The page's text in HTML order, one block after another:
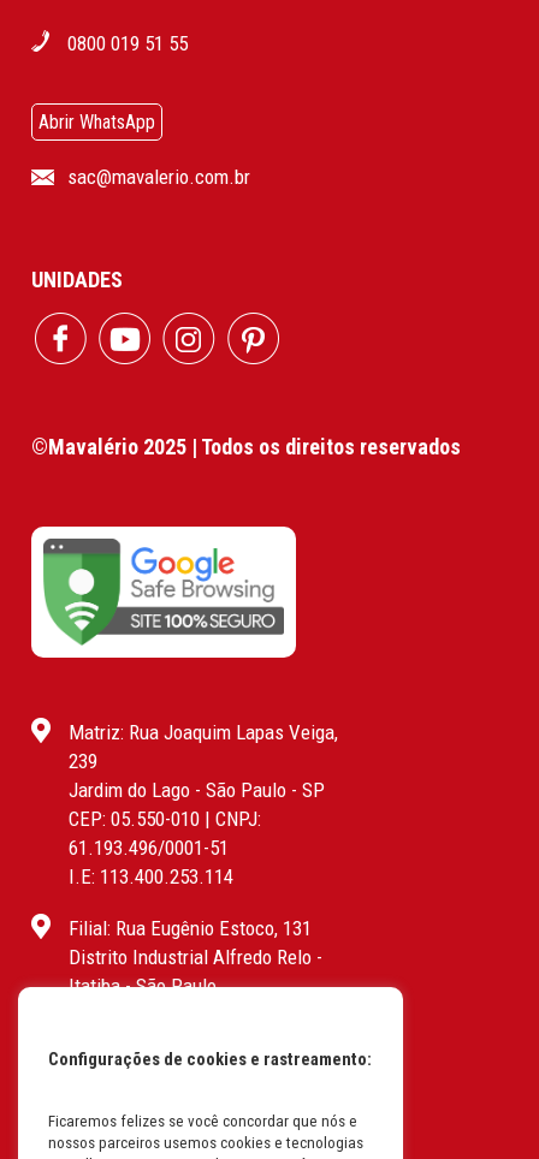
0800 019 51 55
Abrir WhatsApp
sac@mavalerio.com.br
UNIDADES
©Mavalério 2025 | Todos os direitos reservados
Matriz: Rua Joaquim Lapas Veiga,
239
Jardim do Lago - São Paulo - SP
CEP: 05.550-010 | CNPJ:
61.193.496/0001-51
I.E: 113.400.253.114
Filial: Rua Eugênio Estoco, 131
Distrito Industrial Alfredo Relo -
Itatiba - São Paulo
I.E: 382.096.357.1147
Filial: Av. Odila Chaves Rodrigues,
1277
Configurações de cookies e rastreamento:
Ficaremos felizes se você concordar que nós e
nossos parceiros usemos cookies e tecnologias